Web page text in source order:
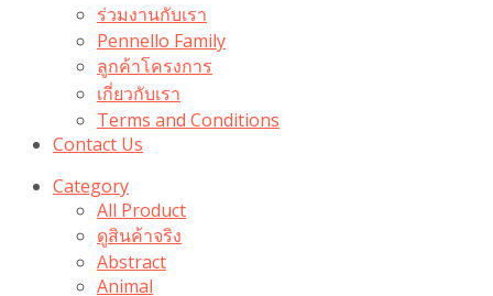
ร่วมงานกับเรา
Pennello Family
ลูกค้าโครงการ
เกี่ยวกับเรา
Terms and Conditions
Contact Us
Category
All Product
ดูสินค้าจริง
Abstract
Animal